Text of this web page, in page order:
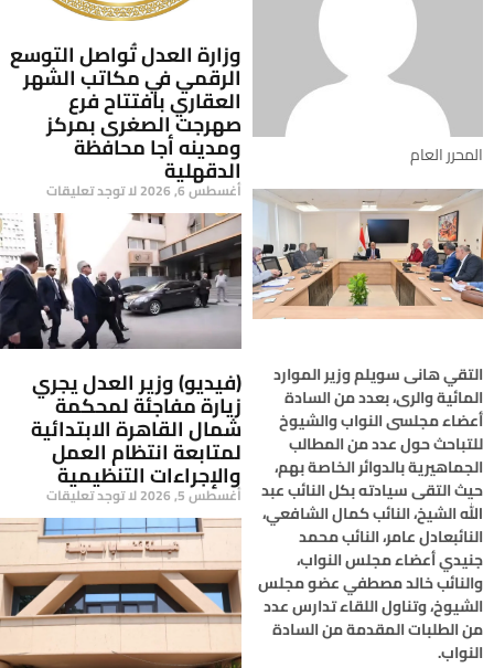
المحرر العام
التقي هانى سويلم وزير الموارد
المائية والرى، بعدد من السادة
أعضاء مجلسى النواب والشيوخ
للتباحث حول عدد من المطالب
الجماهيرية بالدوائر الخاصة بهم،
حيث التقى سيادته بكل النائب عبد
الله الشيخ، النائب كمال الشافعي،
النائبعادل عامر، النائب محمد
جنيدي أعضاء مجلس النواب،
والنائب خالد مصطفي عضو مجلس
الشيوخ، وتناول اللقاء تدارس عدد
من الطلبات المقدمة من السادة
النواب.
وزارة العدل تُواصل التوسع
الرقمي في مكاتب الشهر
العقاري بافتتاح فرع
صهرجت الصغرى بمركز
ومدينه أجا محافظة
الدقهلية
أغسطس 6, 2026 لا توجد تعليقات
(فيديو) وزير العدل يجري
زيارة مفاجئة لمحكمة
شمال القاهرة الابتدائية
لمتابعة انتظام العمل
والإجراءات التنظيمية
أغسطس 5, 2026 لا توجد تعليقات